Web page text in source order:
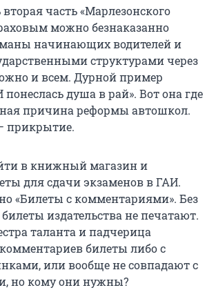
часть «Марлезонского
можно безнаказанно
начинающих водителей и
структурами через
и всем. Дурной пример
понеслась душа в рай». Вот она где
причина реформы автошкол.
прикрытие.
в книжный магазин и
для сдачи экзаменов в ГАИ.
«Билеты с комментариями». Без
издательства не печатают.
таланта и падчерица
комментариев билеты либо с
или вообще не совпадают с
но кому они нужны?